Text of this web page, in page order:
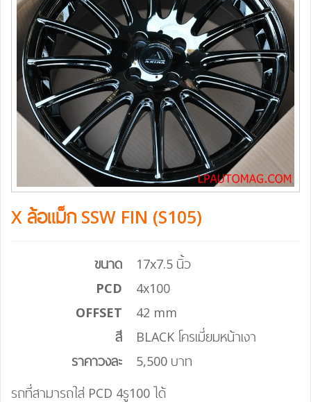
X ล้อแม็ก SSW FIN (S105)
ขนาด
17x7.5 นิ้ว
PCD
4x100
OFFSET
42 mm
สี
BLACK โครเมี่ยมหน้าเงา
ราคาวงละ
5,500 บาท
รถที่สามารถใส่ PCD 4รู100 ได้